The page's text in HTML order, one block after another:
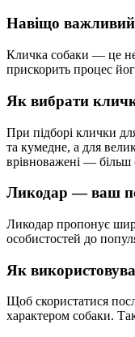
Навіщо
Кличка собаки — це не
прискорить процес
Як вибрати
При підборі клички
та кумедне, а для
врівноважені — більш
Ликодар — ваш
Ликодар пропонує
особистостей до
Як
Щоб скористатися
характером собаки.